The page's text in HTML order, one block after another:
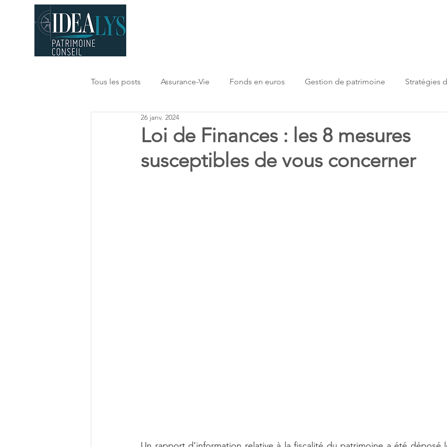
Tous les posts Assurance-Vie Fonds en euros Gestion de patrimoine Stratégies
optimisation fiscale
Loi de Finances : les 8 mesures
susceptibles de vous concerner
26 janv. 2024